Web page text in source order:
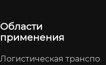
Области
применения
Логистическая транспо